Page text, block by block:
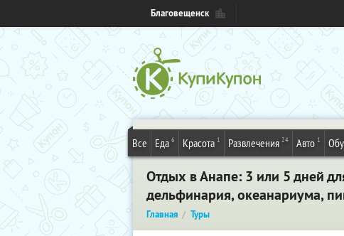
Благовещенск
Все Еда 6 Красота 1 Развлечения 24 Авто 1
Отдых в Анапе: 3 или 5 дней
дельфинария, океанариума,
Главная Туры